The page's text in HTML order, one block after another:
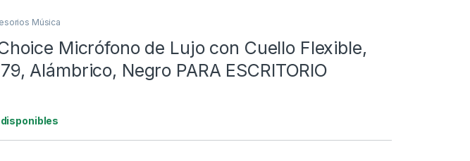
Música
Micrófono de Lujo con Cuello Flexible,
Alámbrico, Negro PARA ESCRITORIO